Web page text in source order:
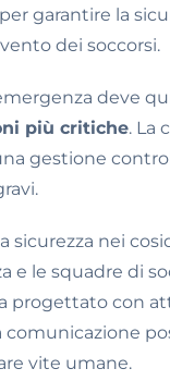
garantire la
dei soccorsi.
deve
più critiche. La
gestione
sicurezza nei
e le squadre di
progettato con
vite umane.